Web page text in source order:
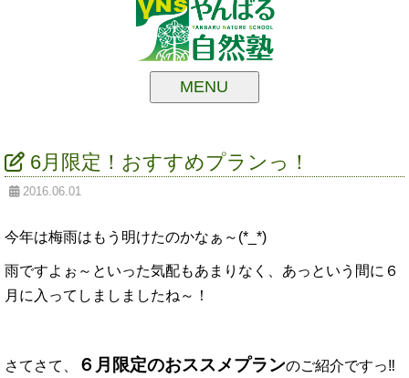
MENU
6月限定！おすすめプランっ！
2016.06.01
今年は梅雨はもう明けたのかなぁ～(*_*)
雨ですよぉ～といった気配もあまりなく、あっという間に６
月に入ってしましましたね～！
さてさて、 ６月限定のおススメプランのご紹介ですっ‼